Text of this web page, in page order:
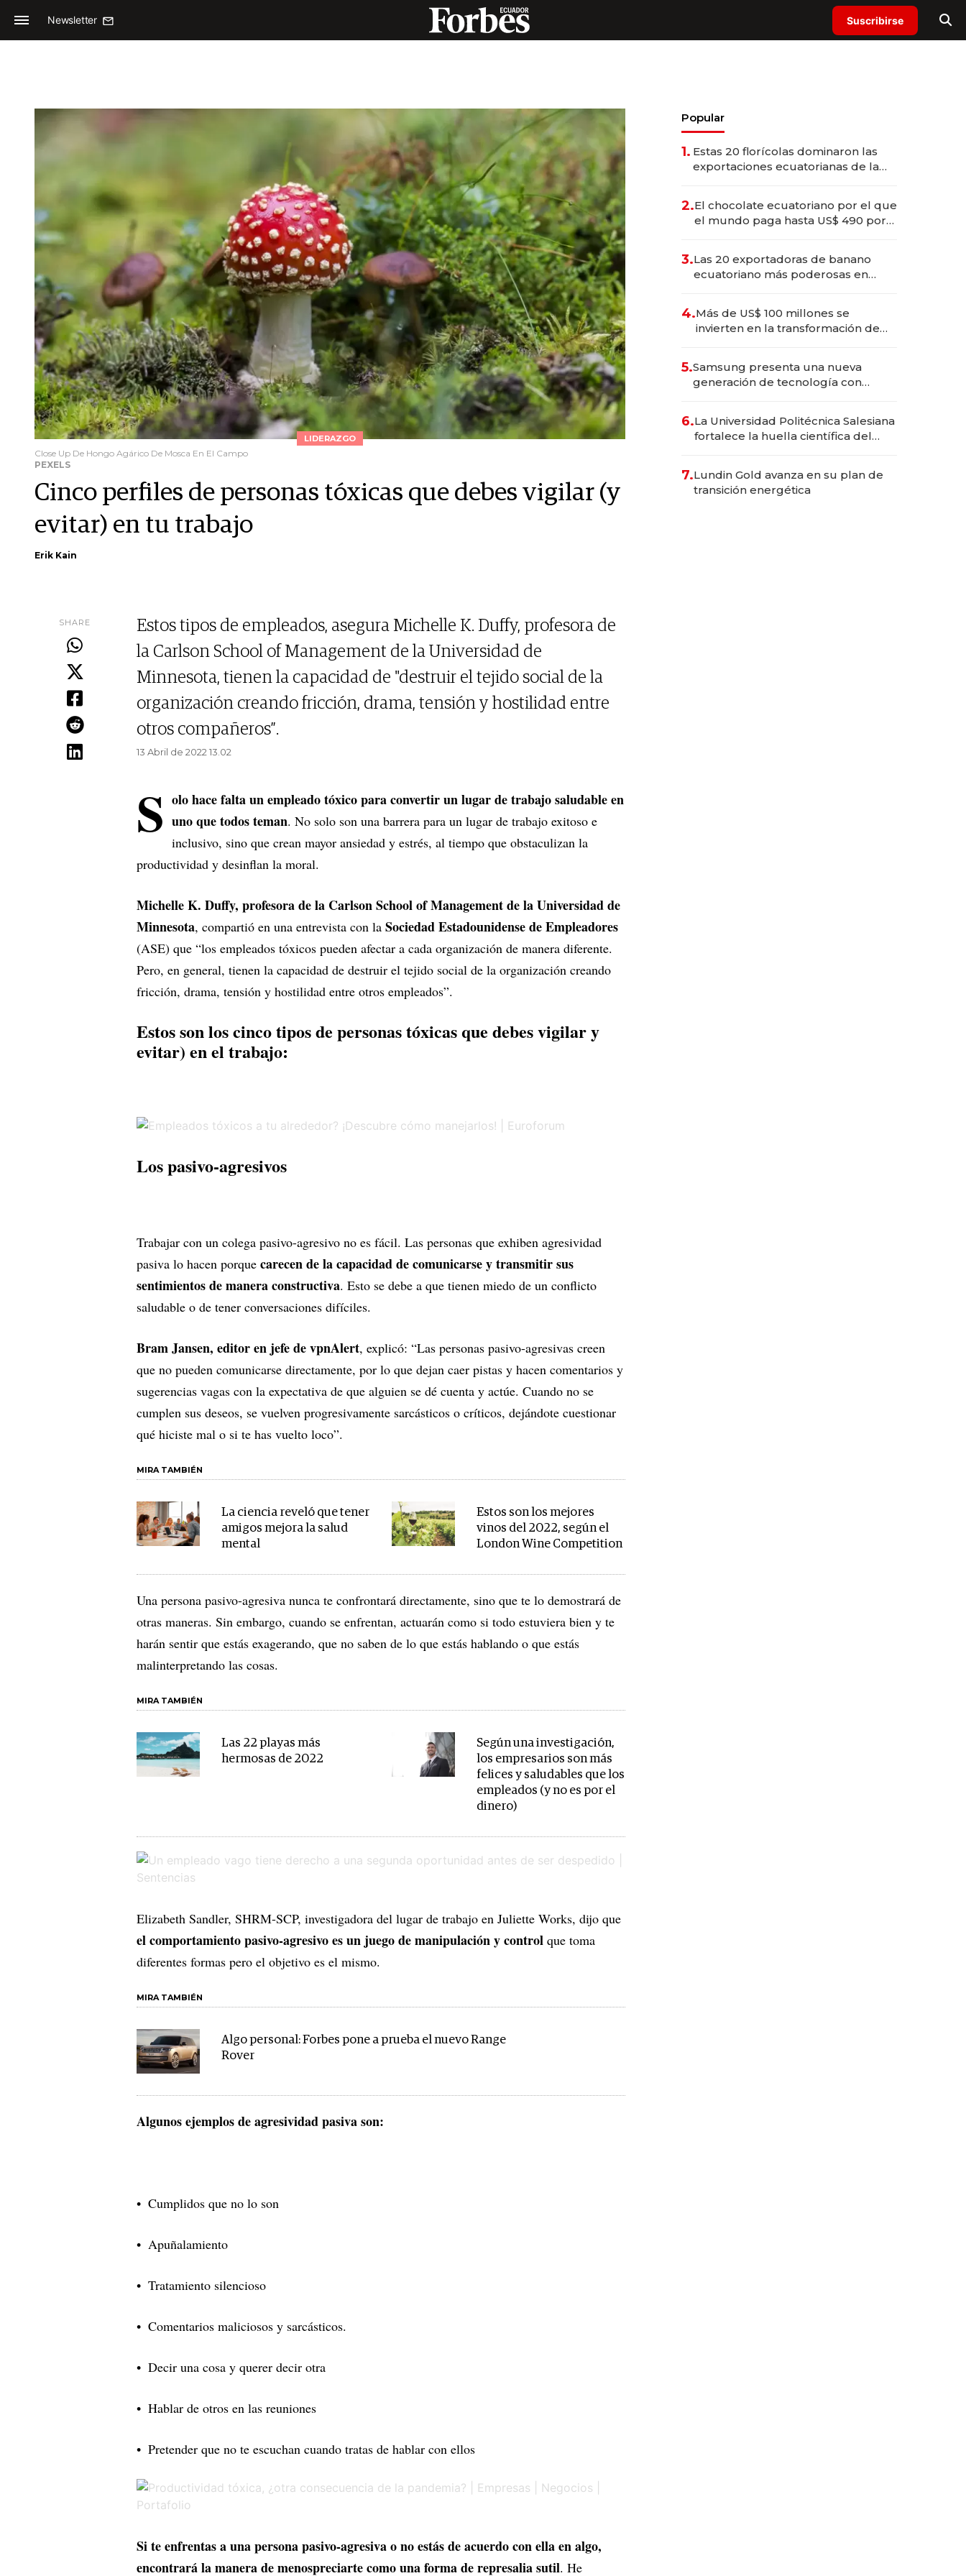
Newsletter Suscribirse
LIDERAZGO
Close Up De Hongo Agárico De Mosca En El Campo
PEXELS
Cinco perfiles de personas tóxicas que debes vigilar (y
evitar) en tu trabajo
Erik Kain
SHARE
Estos tipos de empleados, asegura Michelle K. Duffy, profesora de
la Carlson School of Management de la Universidad de
Minnesota, tienen la capacidad de "destruir el tejido social de la
organización creando fricción, drama, tensión y hostilidad entre
otros compañeros”.
13 Abril de 2022 13.02
S olo hace falta un empleado tóxico para convertir un lugar de trabajo saludable en
uno que todos teman. No solo son una barrera para un lugar de trabajo exitoso e
inclusivo, sino que crean mayor ansiedad y estrés, al tiempo que obstaculizan la
productividad y desinflan la moral.
Michelle K. Duffy, profesora de la Carlson School of Management de la Universidad de
Minnesota, compartió en una entrevista con la Sociedad Estadounidense de Empleadores
(ASE) que “los empleados tóxicos pueden afectar a cada organización de manera diferente.
Pero, en general, tienen la capacidad de destruir el tejido social de la organización creando
fricción, drama, tensión y hostilidad entre otros empleados”.
Estos son los cinco tipos de personas tóxicas que debes vigilar y
evitar) en el trabajo:
Los pasivo-agresivos
Trabajar con un colega pasivo-agresivo no es fácil. Las personas que exhiben agresividad
pasiva lo hacen porque carecen de la capacidad de comunicarse y transmitir sus
sentimientos de manera constructiva. Esto se debe a que tienen miedo de un conflicto
saludable o de tener conversaciones difíciles.
Bram Jansen, editor en jefe de vpnAlert, explicó: “Las personas pasivo-agresivas creen
que no pueden comunicarse directamente, por lo que dejan caer pistas y hacen comentarios y
sugerencias vagas con la expectativa de que alguien se dé cuenta y actúe. Cuando no se
cumplen sus deseos, se vuelven progresivamente sarcásticos o críticos, dejándote cuestionar
qué hiciste mal o si te has vuelto loco”.
MIRA TAMBIÉN
La ciencia reveló que tener
amigos mejora la salud
mental
Estos son los mejores
vinos del 2022, según el
London Wine Competition
Una persona pasivo-agresiva nunca te confrontará directamente, sino que te lo demostrará de
otras maneras. Sin embargo, cuando se enfrentan, actuarán como si todo estuviera bien y te
harán sentir que estás exagerando, que no saben de lo que estás hablando o que estás
malinterpretando las cosas.
MIRA TAMBIÉN
Las 22 playas más
hermosas de 2022
Según una investigación,
los empresarios son más
felices y saludables que los
empleados (y no es por el
dinero)
Elizabeth Sandler, SHRM-SCP, investigadora del lugar de trabajo en Juliette Works, dijo que
el comportamiento pasivo-agresivo es un juego de manipulación y control que toma
diferentes formas pero el objetivo es el mismo.
MIRA TAMBIÉN
Algo personal: Forbes pone a prueba el nuevo Range
Rover
Algunos ejemplos de agresividad pasiva son:
Cumplidos que no lo son
Apuñalamiento
Tratamiento silencioso
Comentarios maliciosos y sarcásticos.
Decir una cosa y querer decir otra
Hablar de otros en las reuniones
Pretender que no te escuchan cuando tratas de hablar con ellos
Si te enfrentas a una persona pasivo-agresiva o no estás de acuerdo con ella en algo,
encontrará la manera de menospreciarte como una forma de represalia sutil. He
Popular
1. Estas 20 florícolas dominaron las
exportaciones ecuatorianas de la
2.El chocolate ecuatoriano por el que
el mundo paga hasta US$ 490 por
3.Las 20 exportadoras de banano
ecuatoriano más poderosas en
4.Más de US$ 100 millones se
invierten en la transformación de
5.Samsung presenta una nueva
generación de tecnología con
6.La Universidad Politécnica Salesiana
fortalece la huella científica del
7.Lundin Gold avanza en su plan de
transición energética